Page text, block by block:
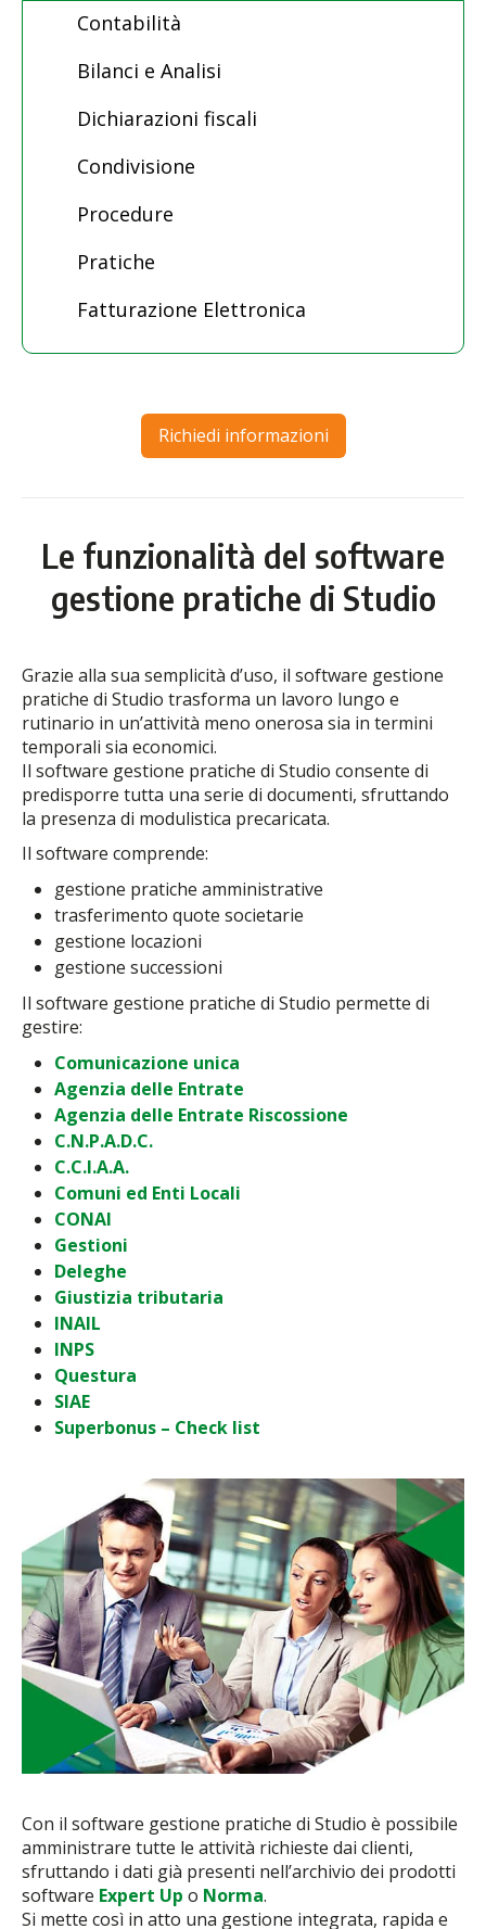
Contabilità
Bilanci e Analisi
Dichiarazioni fiscali
Condivisione
Procedure
Pratiche
Fatturazione Elettronica
Richiedi informazioni
Le funzionalità del software
gestione pratiche di Studio
Grazie alla sua semplicità d’uso, il software gestione
pratiche di Studio trasforma un lavoro lungo e
rutinario in un’attività meno onerosa sia in termini
temporali sia economici.
Il software gestione pratiche di Studio consente di
predisporre tutta una serie di documenti, sfruttando
la presenza di modulistica precaricata.
Il software comprende:
gestione pratiche amministrative
trasferimento quote societarie
gestione locazioni
gestione successioni
Il software gestione pratiche di Studio permette di
gestire:
Comunicazione unica
Agenzia delle Entrate
Agenzia delle Entrate Riscossione
C.N.P.A.D.C.
C.C.I.A.A.
Comuni ed Enti Locali
CONAI
Gestioni
Deleghe
Giustizia tributaria
INAIL
INPS
Questura
SIAE
Superbonus – Check list
Con il software gestione pratiche di Studio è possibile
amministrare tutte le attività richieste dai clienti,
sfruttando i dati già presenti nell’archivio dei prodotti
software Expert Up o Norma.
Si mette così in atto una gestione integrata, rapida e